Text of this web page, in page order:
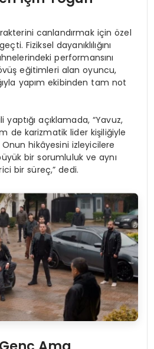
canlandırmak için özel
Fiziksel dayanıklılığını
performansını
eğitimleri alan oyuncu,
yapım ekibinden tam not
açıklamada, “Yavuz,
de karizmatik lider kişiliğiyle
hikâyesini izleyicilere
bir sorumluluk ve aynı
bir süreç,” dedi.